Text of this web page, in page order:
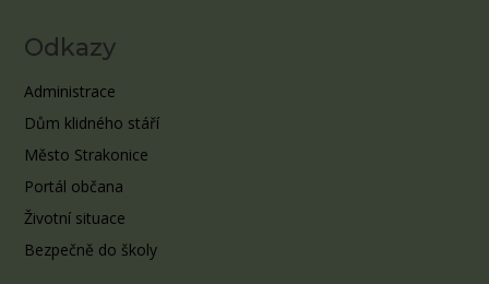
Odkazy
Administrace
Dům klidného stáří
Město Strakonice
Portál občana
Životní situace
Bezpečně do školy